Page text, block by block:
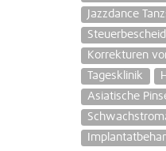
Jazzdance
Korrekturen
Tagesklinik
Asiatische